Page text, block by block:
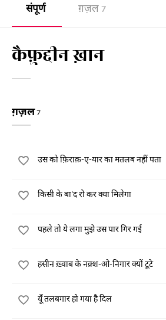
संपूर्ण ग़ज़ल 7
कैफ़ुद्दीन ख़ान
ग़ज़ल7
उस को फ़िराक़-ए-यार का मतलब नहीं पता
किसी के बा'द रो कर क्या मिलेगा
पहले तो ये लगा मुझे उस पार गिर गई
हसीन ख़्वाब के नक़्श-ओ-निगार क्यों टूटे
यूँ तलबगार हो गया है दिल